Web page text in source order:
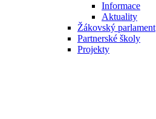
Informace
Aktuality
Žákovský parlament
Partnerské školy
Projekty